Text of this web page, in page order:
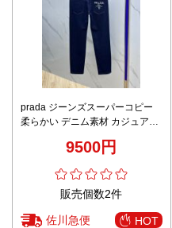
prada ジーンズスーパーコピー
柔らかい デニム素材 カジュアル
9500円
販売個数2件
佐川急便 HOT